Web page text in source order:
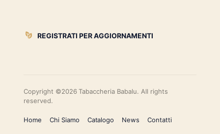
REGISTRATI PER AGGIORNAMENTI
Copyright ©2026 Tabaccheria Babalu. All rights
reserved.
Home Chi Siamo Catalogo News Contatti